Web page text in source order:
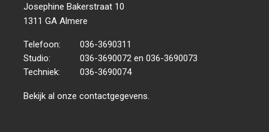
Josephine Bakerstraat 10
1311 GA Almere
Telefoon:
036-3690311
Studio:
036-3690072 en 036-3690073
Techniek:
036-3690074
Bekijk al onzecontactgegevens